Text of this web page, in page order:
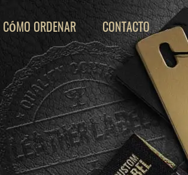
CÓMO ORDENAR CONTACTO